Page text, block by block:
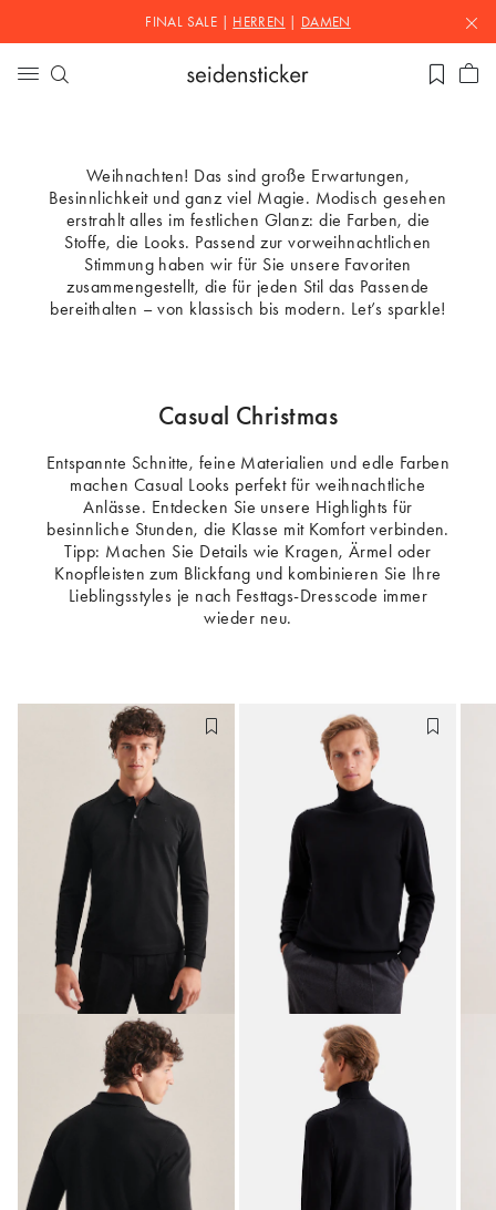
FINAL SALE | HERREN DAMEN
Weihnachten! Das sind große Erwartungen,
Besinnlichkeit und ganz viel Magie. Modisch gesehen
erstrahlt alles im festlichen Glanz: die Farben, die
Stoffe, die Looks. Passend zur vorweihnachtlichen
Stimmung haben wir für Sie unsere Favoriten
zusammengestellt, die für jeden Stil das Passende
bereithalten – von klassisch bis modern. Let’s sparkle!
Casual Christmas
Entspannte Schnitte, feine Materialien und edle Farben
machen Casual Looks perfekt für weihnachtliche
Anlässe. Entdecken Sie unsere Highlights für
besinnliche Stunden, die Klasse mit Komfort verbinden.
Tipp: Machen Sie Details wie Kragen, Ärmel oder
Knopfleisten zum Blickfang und kombinieren Sie Ihre
Lieblingsstyles je nach Festtags-Dresscode immer
wieder neu.